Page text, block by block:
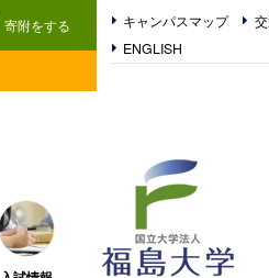
寄附をする キャンパスマップ
ENGLISH